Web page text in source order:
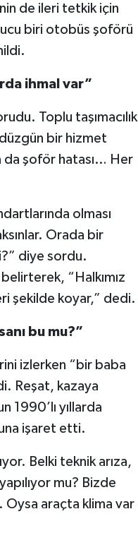
de ileri tetkik için
biri otobüs şoförü
ihmal var”
Toplu taşımacılık
bir hizmet
da şoför hatası… Her
olması
Orada bir
diye sordu.
“Halkımız
şekilde koyar,” dedi.
bu mu?”
izlerken “bir baba
Reşat, kazaya
1990’lı yıllarda
işaret etti.
Belki teknik arıza,
mu? Bizde
Oysa araçta klima var